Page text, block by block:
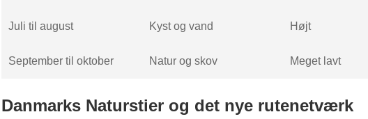
Juli til august Kyst og vand Højt
September til oktober Natur og skov Meget lavt
Danmarks Naturstier og det nye rutenetværk